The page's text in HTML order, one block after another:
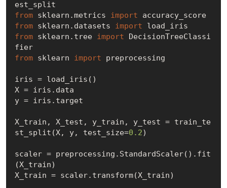
from sklearn.metrics import
accuracy_score
from sklearn.datasets import
from sklearn.tree import DecisionTreeClassi
fier
from sklearn import preprocessing
iris = load_iris()
X = iris.data
y = iris.target
X_train, X_test, y_train, y_test = train_te
st_split(X, y, test_size=0.2)
scaler = preprocessing.StandardScaler().fit
(X_train)
X_train = scaler.transform(X_train)